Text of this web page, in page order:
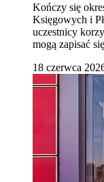
Kończy się
Księgowych i
uczestnicy
mogą zapisać
18 czerwca